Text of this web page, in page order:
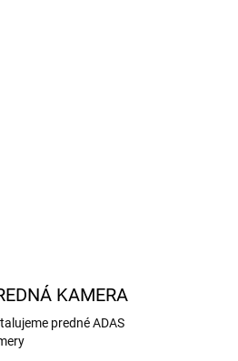
KAMERA
predné ADAS